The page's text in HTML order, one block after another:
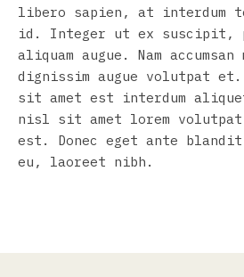
libero sapien, at interdum
id. Integer ut ex suscipit,
aliquam augue. Nam
dignissim augue volutpat et.
sit amet est interdum
nisl sit amet lorem
est. Donec eget ante
eu, laoreet nibh.